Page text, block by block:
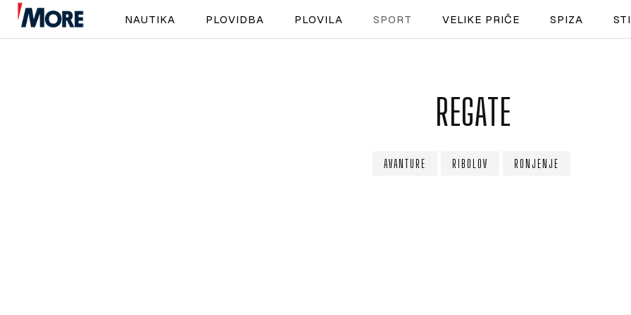
NAUTIKA
SPORT
PLOVILA
NAUTIKA PLOVIDBA PLOVILA SPORT VELIKE PRIČE SPIZA
REGATE
AVANTURE RIBOLOV RONJENJE